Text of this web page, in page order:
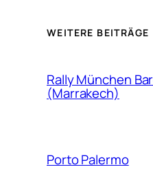
WEITERE BEITRÄGE
Rally München
(Marrakech)
Porto Palermo